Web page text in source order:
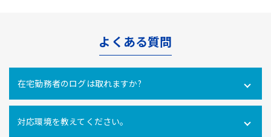
よくある質問
在宅勤務者のログは取れますか?
可能です。社内だけでなく社外にあるPCの操作ログを取得
できます。
対応環境を教えてください。